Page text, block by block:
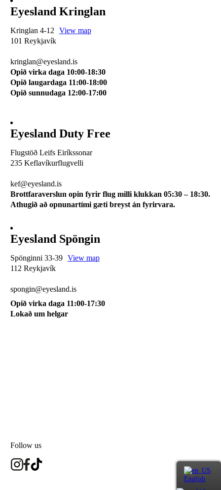
Eyesland Kringlan
Kringlan 4-12
View map
101 Reykjavík
kringlan@eyesland.is
Opið virka daga 10:00-18:30
Opið laugardaga 11:00-18:00
Opið sunnudaga 12:00-17:00
Eyesland Duty Free
Flugstöð Leifs Eiríkssonar
235 Keflavíkurflugvelli
kef@eyesland.is
Brottfaraverslun opin fyrir flug milli klukkan 05:30 – 18:30.
Athugið að opnunartími gæti breyst án fyrirvara.
Eyesland Spöngin
Spönginni 33-39 View map
112 Reykjavík
spongin@eyesland.is
Opið virka daga 11:00-17:30
Lokað um helgar
Follow us
English